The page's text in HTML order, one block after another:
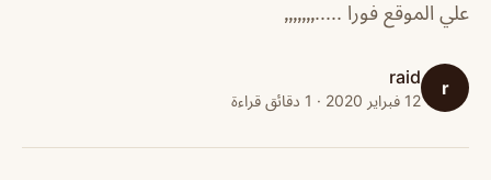
علي الموقع فورا .....٫٫٫٫٫٫٫
r
raid
12 فبراير 2020 · 1 دقائق قراءة